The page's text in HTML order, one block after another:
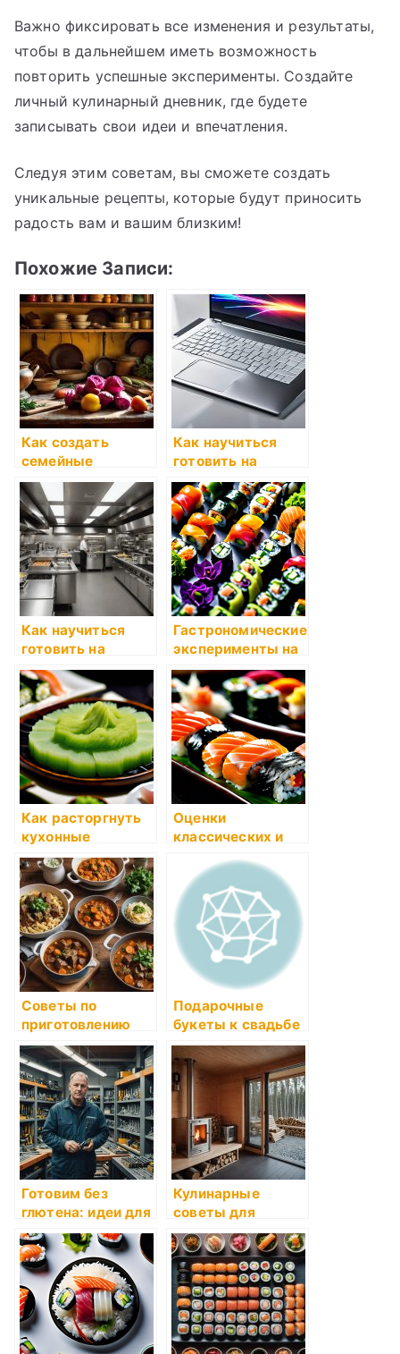
Важно фиксировать все изменения и результаты,
чтобы в дальнейшем иметь возможность
повторить успешные эксперименты. Создайте
личный кулинарный дневник, где будете
записывать свои идеи и впечатления.
Следуя этим советам, вы сможете создать
уникальные рецепты, которые будут приносить
радость вам и вашим близким!
Похожие Записи:
Как создать
семейные
реликвии
рецептов
Как научиться
готовить на
основе семейных
рецептов
Как научиться
готовить на
примере любимых
рецептов
Гастрономические
эксперименты на
кухне
Как расторгнуть
кухонные
привычки
Оценки
классических и
рецептов
Советы по
приготовлению
блюд с
использованием
риса
Подарочные
букеты к свадьбе
BuketOnline:
искусство
создания
цветочных
композиций для
особого дня
Готовим без
глютена: идеи для
рецептов
Кулинарные
советы для
новичков